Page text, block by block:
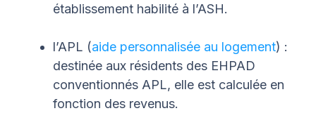
établissement habilité à l’ASH.
l’APL (aide personnalisée au logement) :
destinée aux résidents des EHPAD
conventionnés APL, elle est calculée en
fonction des revenus.